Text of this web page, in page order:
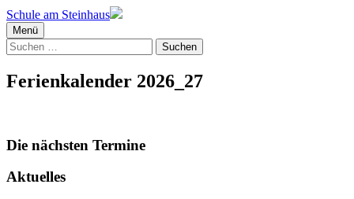
Schule am Steinhaus
Menü
Suchen
nach:
Ferienkalender 2026_27
Die nächsten Termine
Aktuelles